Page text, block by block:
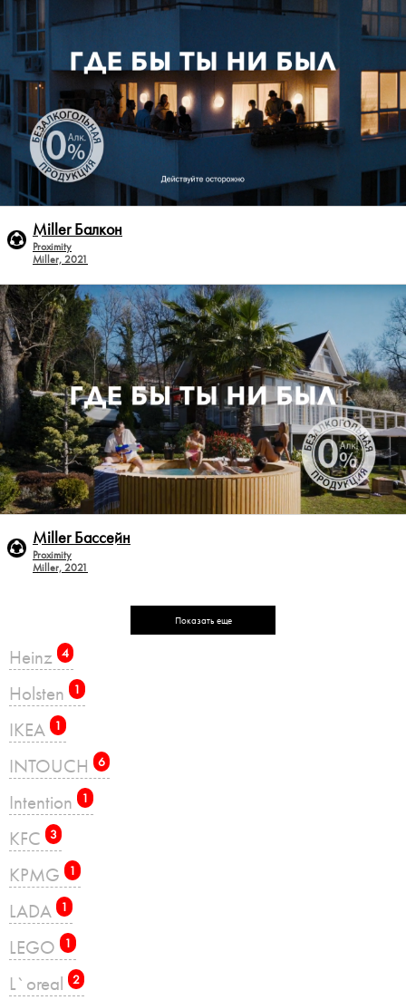
Miller Балкон
Proximity
Miller, 2021
Miller Бассейн
Proximity
Miller, 2021
Показать еще
Heinz 4
Holsten 1
IKEA 1
INTOUCH 6
Intention 1
KFC 3
KPMG 1
LADA 1
LEGO 1
L`oreal 2